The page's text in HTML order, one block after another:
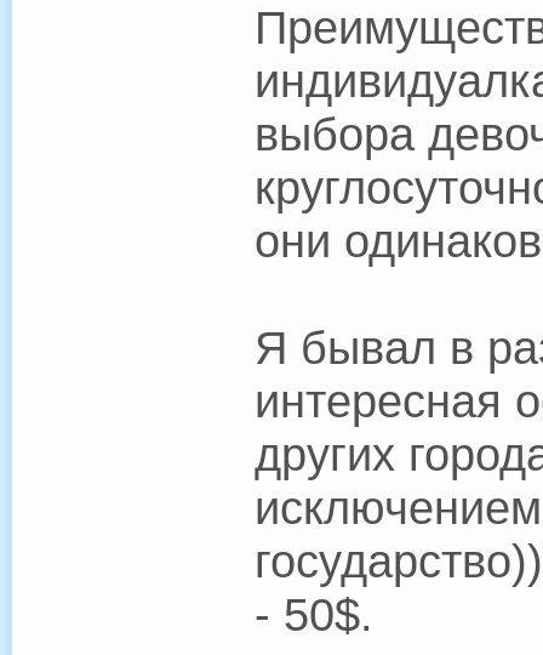
выбора
они
Я бывал в
интересная
других
- 50$.